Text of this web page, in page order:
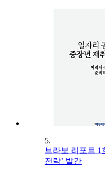
5.
브라보 리포트 1
전략’ 발간